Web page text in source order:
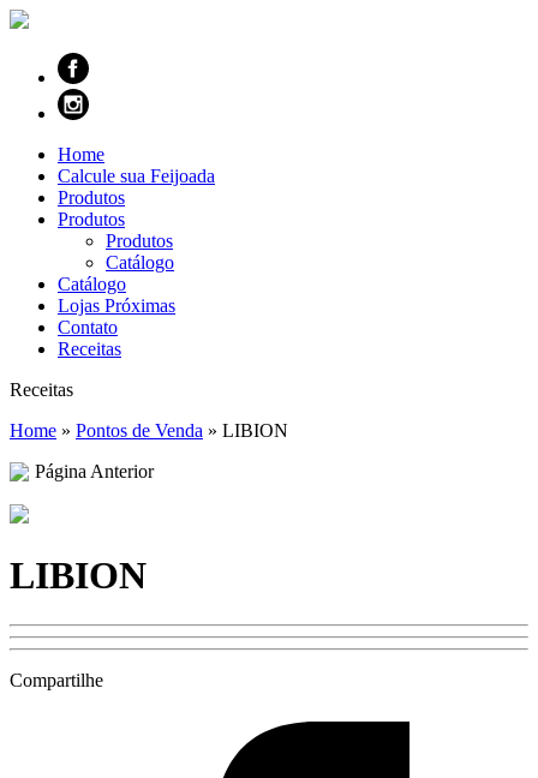
Home
Calcule sua Feijoada
Produtos
Produtos
Produtos
Catálogo
Catálogo
Lojas Próximas
Contato
Receitas
Receitas
Home » Pontos de Venda » LIBION
Página Anterior
LIBION
Compartilhe